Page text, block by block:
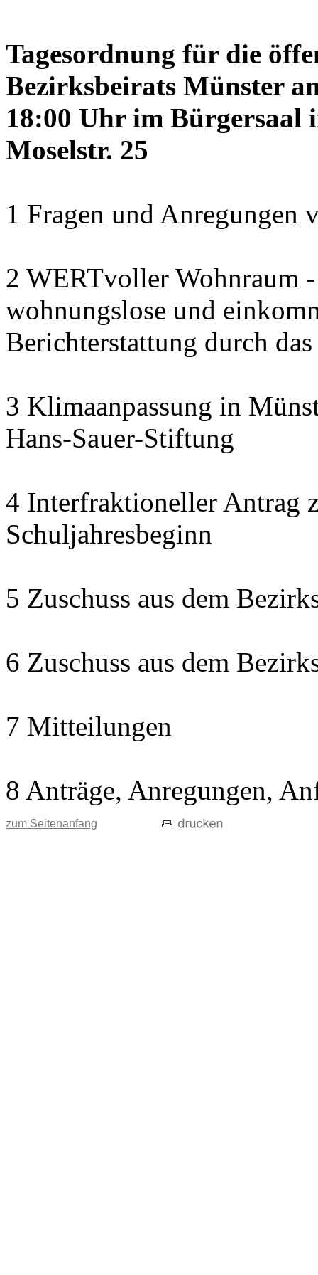
Tagesordnung für die
Bezirksbeirats Münster
18:00 Uhr im
Moselstr. 25
1 Fragen und Anregungen
2 WERTvoller Wohnraum
wohnungslose und
Berichterstattung durch
3 Klimaanpassung in
Hans-Sauer-Stiftung
4 Interfraktioneller Antrag
Schuljahresbeginn
5 Zuschuss aus dem
6 Zuschuss aus dem
7 Mitteilungen
8 Anträge, Anregungen,
zum Seitenanfang